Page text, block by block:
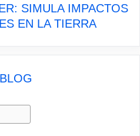
SIMULA IMPACTOS
EN LA TIERRA